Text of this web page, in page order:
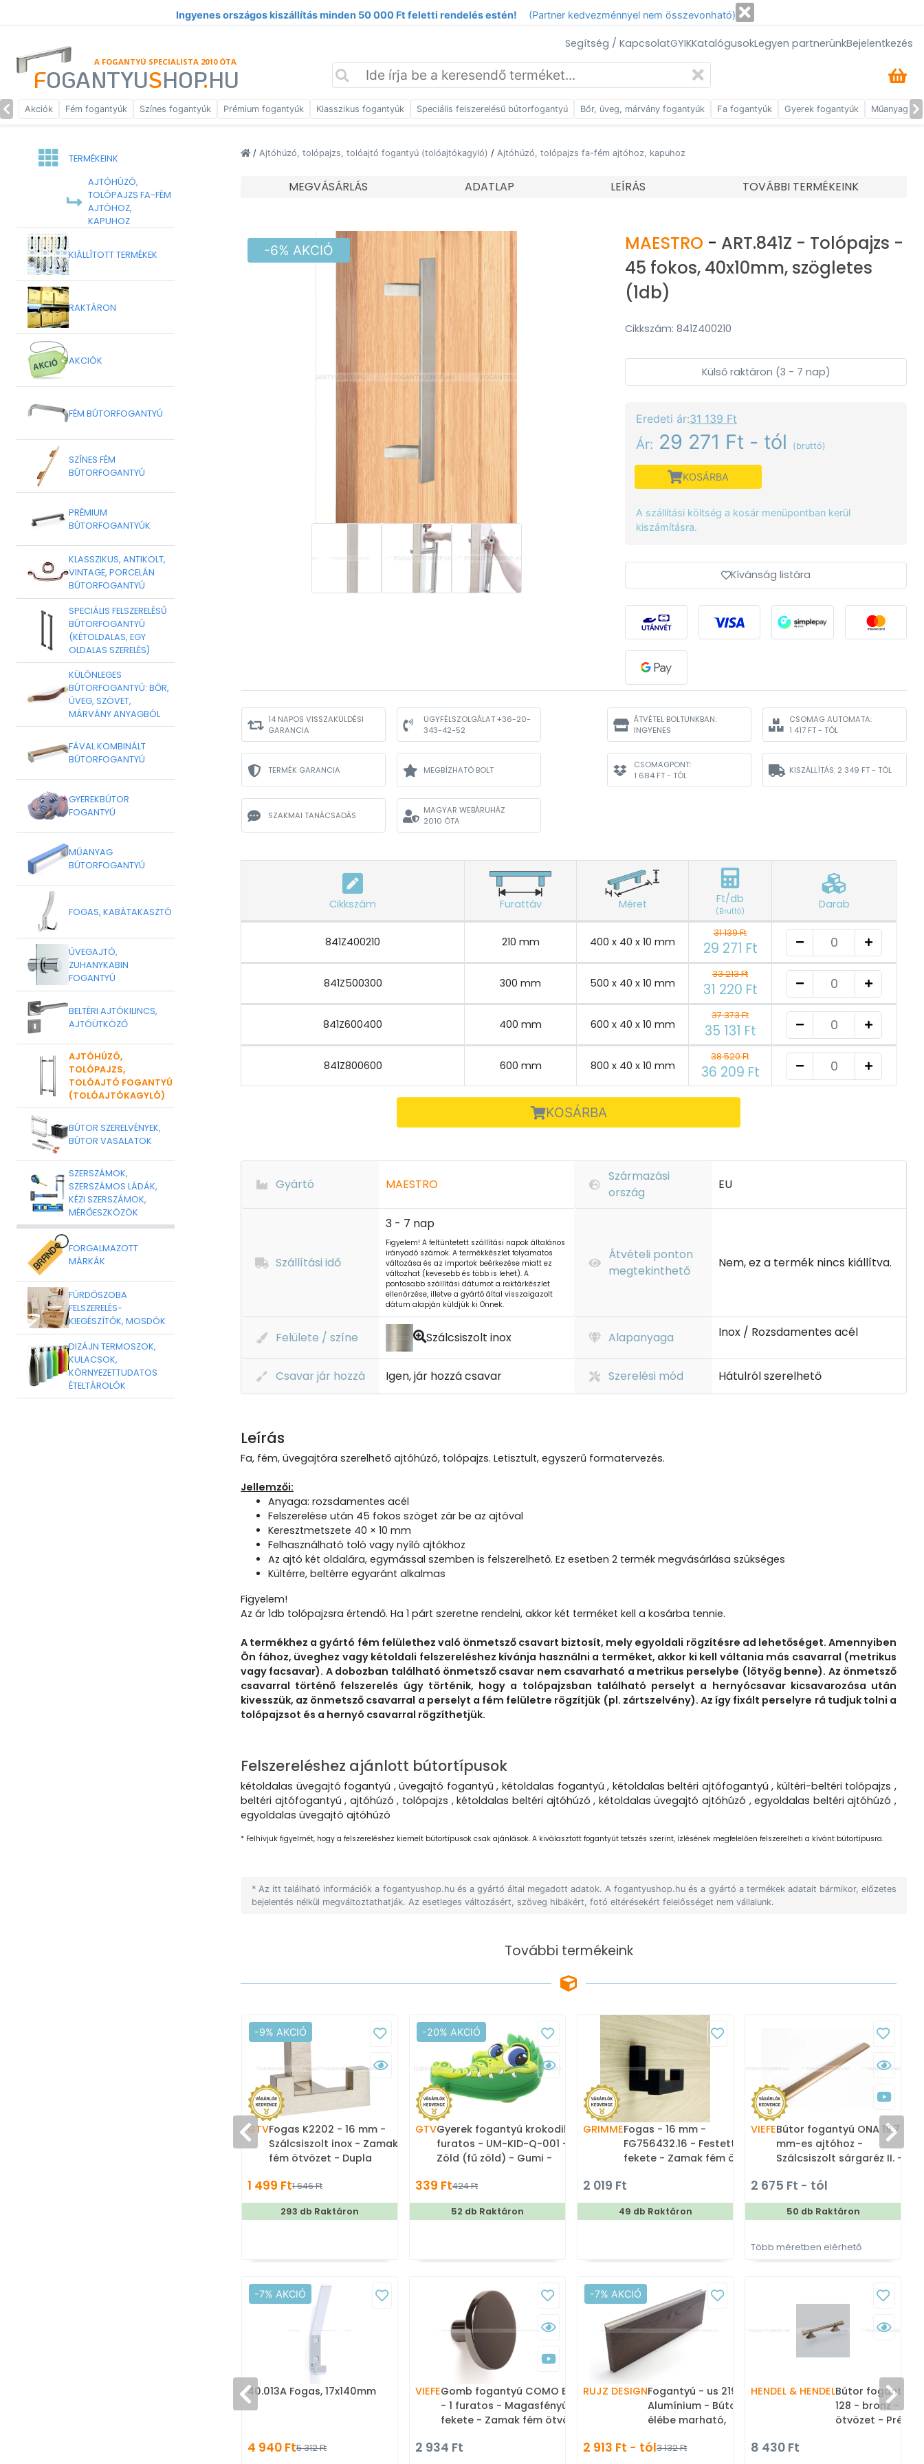
Ingyenes országos kiszállítás minden 50 000 Ft feletti rendelés estén! (Partner kedvezménnyel nem összevonható)
Segítség / KapcsolatGYIKKatalógusokLegyen partnerünkBejelentkezés
A FOGANTYÚ SPECIALISTA 2010 ÓTA
FOGANTYUSHOP.HU
Akciók Fém fogantyúk Színes fogantyúk Prémium fogantyúk Klasszikus fogantyúk Speciális felszerelésű bútorfogantyú Bőr, üveg, márvány fogantyúk Fa fogantyúk Gyerek fogantyúk Műanyag
TERMÉKEINK
AJTÓHÚZÓ,
TOLÓPAJZS FA-FÉM
AJTÓHOZ,
KAPUHOZ
KIÁLLÍTOTT TERMÉKEK
RAKTÁRON
AKCIÓK
FÉM BÚTORFOGANTYÚ
SZÍNES FÉM
BÚTORFOGANTYÚ
PRÉMIUM
BÚTORFOGANTYÚK
KLASSZIKUS, ANTIKOLT,
VINTAGE, PORCELÁN
BÚTORFOGANTYÚ
SPECIÁLIS FELSZERELÉSŰ
BÚTORFOGANTYÚ
(KÉTOLDALAS, EGY
OLDALAS SZERELÉS)
KÜLÖNLEGES
BÚTORFOGANTYÚ: BŐR,
ÜVEG, SZÖVET,
MÁRVÁNY ANYAGBÓL
FÁVAL KOMBINÁLT
BÚTORFOGANTYÚ
GYEREKBÚTOR
FOGANTYÚ
MŰANYAG
BÚTORFOGANTYÚ
FOGAS, KABÁTAKASZTÓ
ÜVEGAJTÓ,
ZUHANYKABIN
FOGANTYÚ
BELTÉRI AJTÓKILINCS,
AJTÓÜTKÖZŐ
AJTÓHÚZÓ,
TOLÓPAJZS,
TOLÓAJTÓ FOGANTYÚ
(TOLÓAJTÓKAGYLÓ)
BÚTOR SZERELVÉNYEK,
BÚTOR VASALATOK
SZERSZÁMOK,
SZERSZÁMOS LÁDÁK,
KÉZI SZERSZÁMOK,
MÉRŐESZKÖZÖK
FORGALMAZOTT
MÁRKÁK
FÜRDŐSZOBA
FELSZERELÉS-
KIEGÉSZÍTŐK, MOSDÓK
DIZÁJN TERMOSZOK,
KULACSOK,
KÖRNYEZETTUDATOS
ÉTELTÁROLÓK
/ Ajtóhúzó, tolópajzs, tolóajtó fogantyú (tolóajtókagyló) / Ajtóhúzó, tolópajzs fa-fém ajtóhoz, kapuhoz
MEGVÁSÁRLÁS ADATLAP LEÍRÁS TOVÁBBI TERMÉKEINK
-6% AKCIÓ MAESTRO - ART.841Z - Tolópajzs -
45 fokos, 40x10mm, szögletes
(1db)
Cikkszám: 841Z400210
Külső raktáron (3 - 7 nap)
Eredeti ár:31 139 Ft
Ár: 29 271 Ft - tól (bruttó)
KOSÁRBA
A szállítási költség a kosár menüpontban kerül
kiszámításra.
Kívánság listára
14 NAPOS VISSZAKÜLDÉSI
GARANCIA
ÜGYFÉLSZOLGÁLAT +36-20-
343-42-52
TERMÉK GARANCIA MEGBÍZHATÓ BOLT
SZAKMAI TANÁCSADÁS
MAGYAR WEBÁRUHÁZ
2010 ÓTA
ÁTVÉTEL BOLTUNKBAN:
INGYENES
CSOMAG AUTOMATA:
1 417 FT - TÓL
CSOMAGPONT:
1 684 FT - TÓL
KISZÁLLÍTÁS: 2 349 FT - TÓL
Cikkszám Furattáv Méret Ft/db
(Bruttó)
Darab
841Z400210
31 139 Ft
29 271 Ft
210 mm 400 x 40 x 10 mm
841Z500300
33 213 Ft
31 220 Ft
300 mm 500 x 40 x 10 mm
841Z600400
37 373 Ft
35 131 Ft
400 mm 600 x 40 x 10 mm
841Z800600
38 520 Ft
36 209 Ft
600 mm 800 x 40 x 10 mm
KOSÁRBA
Gyártó MAESTRO
Származási
ország
EU
Szállítási idő
3 - 7 nap
Figyelem! A feltüntetett szállítási napok általános
irányadó számok. A termékkészlet folyamatos
változása és az importok beérkezése miatt ez
változhat (kevesebb és több is lehet). A
pontosabb szállítási dátumot a raktárkészlet
ellenőrzése, illetve a gyártó által visszaigazolt
dátum alapján küldjük ki Önnek.
Átvételi ponton
megtekinthető
Nem, ez a termék nincs kiállítva.
Felülete / színe Szálcsiszolt inox Alapanyaga Inox / Rozsdamentes acél
Csavar jár hozzá Igen, jár hozzá csavar Szerelési mód Hátulról szerelhető
Leírás
Fa, fém, üvegajtóra szerelhető ajtóhúzó, tolópajzs. Letisztult, egyszerű formatervezés.
Jellemzői:
Anyaga: rozsdamentes acél
Felszerelése után 45 fokos szöget zár be az ajtóval
Keresztmetszete 40 × 10 mm
Felhasználható toló vagy nyíló ajtókhoz
Az ajtó két oldalára, egymással szemben is felszerelhető. Ez esetben 2 termék megvásárlása szükséges
Kültérre, beltérre egyaránt alkalmas
Figyelem!
Az ár 1db tolópajzsra értendő. Ha 1 párt szeretne rendelni, akkor két terméket kell a kosárba tennie.
A termékhez a gyártó fém felülethez való önmetsző csavart biztosít, mely egyoldali rögzítésre ad lehetőséget. Amennyiben
Ön fához, üveghez vagy kétoldali felszereléshez kívánja használni a terméket, akkor ki kell váltania más csavarral (metrikus
vagy facsavar). A dobozban található önmetsző csavar nem csavarható a metrikus perselybe (lötyög benne). Az önmetsző
csavarral történő felszerelés úgy történik, hogy a tolópajzsban található perselyt a hernyócsavar kicsavarozása után
kivesszük, az önmetsző csavarral a perselyt a fém felületre rögzítjük (pl. zártszelvény). Az így fixált perselyre rá tudjuk tolni a
tolópajzsot és a hernyó csavarral rögzíthetjük.
Felszereléshez ajánlott bútortípusok
kétoldalas üvegajtó fogantyú , üvegajtó fogantyú , kétoldalas fogantyú , kétoldalas beltéri ajtófogantyú , kültéri-beltéri tolópajzs ,
beltéri ajtófogantyú , ajtóhúzó , tolópajzs , kétoldalas beltéri ajtóhúzó , kétoldalas üvegajtó ajtóhúzó , egyoldalas beltéri ajtóhúzó ,
egyoldalas üvegajtó ajtóhúzó
* Felhívjuk figyelmét, hogy a felszereléshez kiemelt bútortípusok csak ajánlások. A kiválasztott fogantyút tetszés szerint, ízlésének megfelelően felszerelheti a kívánt bútortípusra.
* Az itt található információk a fogantyushop.hu és a gyártó által megadott adatok. A fogantyushop.hu és a gyártó a termékek adatait bármikor, előzetes
bejelentés nélkül megváltoztathatják. Az esetleges változásért, szöveg hibákért, fotó eltérésekért felelősséget nem vállalunk.
További termékeink
-9% AKCIÓ
GTVFogas K2202 - 16 mm -
Szálcsiszolt inox - Zamak
fém ötvözet - Dupla
1 499 Ft1 646 Ft
293 db Raktáron
-20% AKCIÓ
GTVGyerek fogantyú krokodil - 1
furatos - UM-KID-Q-001 -
Zöld (fű zöld) - Gumi -
gyerekbútor fogantyú
339 Ft424 Ft
52 db Raktáron
GRIMMEFogas - 16 mm -
FG756432.16 - Festett
fekete - Zamak fém ötvözet
2 019 Ft
49 db Raktáron
VIEFEBútor fogantyú ONA 19,7
mm-es ajtóhoz -
Szálcsiszolt sárgaréz II. -
ültethető színes fém
fogantyú
2 675 Ft - tól
50 db Raktáron
Több méretben elérhető
-7% AKCIÓ
40.013A Fogas, 17x140mm
4 940 Ft5 312 Ft
VIEFEGomb fogantyú COMO BIG
- 1 furatos - Magasfényű
fekete - Zamak fém ötvözet
gombfogantyú, bútorgomb
2 934 Ft
-7% AKCIÓ
RUJZ DESIGNFogantyú - us 2198 - Ezüst -
Alumínium - Bútorajtó
élébe marható,
2 913 Ft - tól3 132 Ft
HENDEL & HENDELBútor fogantyú -
128 - bronz -
ötvözet -
8 430 Ft